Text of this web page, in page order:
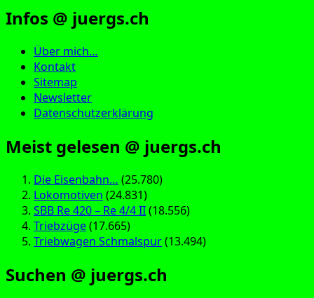
Infos @ juergs.ch
Über mich…
Kontakt
Sitemap
Newsletter
Datenschutzerklärung
Meist gelesen @ juergs.ch
Die Eisenbahn… (25.780)
Lokomotiven (24.831)
SBB Re 420 – Re 4/4 II(18.556)
Triebzüge(17.665)
Triebwagen Schmalspur(13.494)
Suchen @ juergs.ch